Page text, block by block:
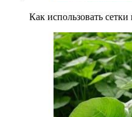
Как использовать